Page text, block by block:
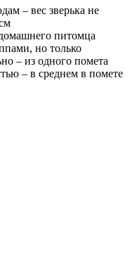
– вес зверька не
питомца
но только
– из одного помета
– в среднем в помете